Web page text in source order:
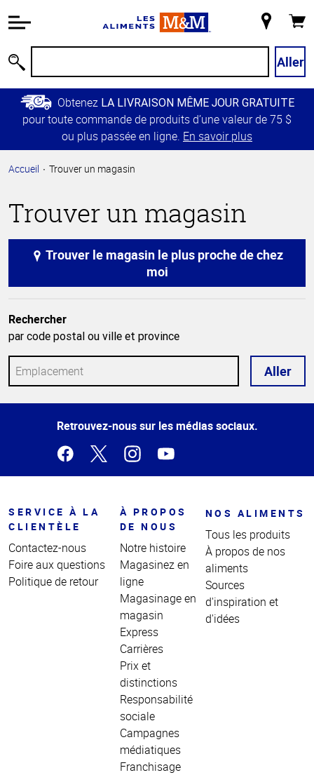
relative à
Passer
contenu
principal
Retour à
principale
magasin
Aller
Obtenez LA LIVRAISON MÊME JOUR GRATUITE
pour toute commande de produits d’une valeur de 75 $
ou plus passée en ligne. En savoir plus
Accueil Trouver un magasin
Trouver un magasin
moi
Rechercher
par code postal ou ville et province
Aller
Retrouvez-nous sur les médias sociaux.
SERVICE À LA
CLIENTÈLE
Contactez-nous
Foire aux questions
Politique de retour
À PROPOS
DE NOUS
Notre histoire
Magasinez en
ligne
Magasinage en
magasin
Express
Carrières
Prix et
distinctions
Responsabilité
sociale
Campagnes
médiatiques
Franchisage
NOS ALIMENTS
Tous les produits
À propos de nos
aliments
Sources
d'inspiration et
d'idées